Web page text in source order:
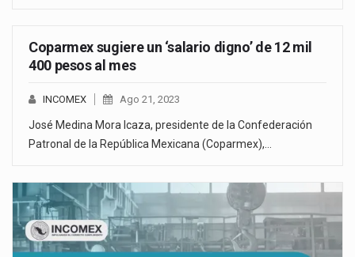
Coparmex sugiere un ‘salario digno’ de 12 mil
400 pesos al mes
INCOMEX Ago 21, 2023
José Medina Mora Icaza, presidente de la Confederación
Patronal de la República Mexicana (Coparmex),…